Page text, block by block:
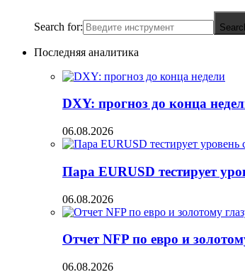
Search for:
Последняя аналитика
DXY: прогноз до конца
06.08.2026
Пара EURUSD тестирует
06.08.2026
Отчет NFP по евро и
06.08.2026